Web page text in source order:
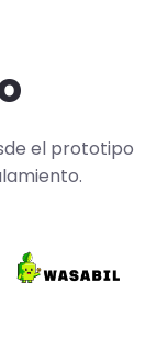
el prototipo